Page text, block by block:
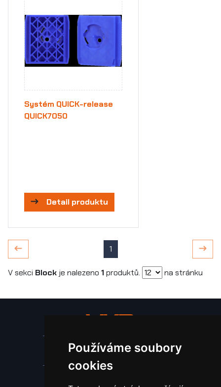
Používáme soubory
cookies
Systém QUICK-release
QUICK7050
Detail produktu
1
V sekci Block je nalezeno 1produktů. na stránku
Stroje a zařízení